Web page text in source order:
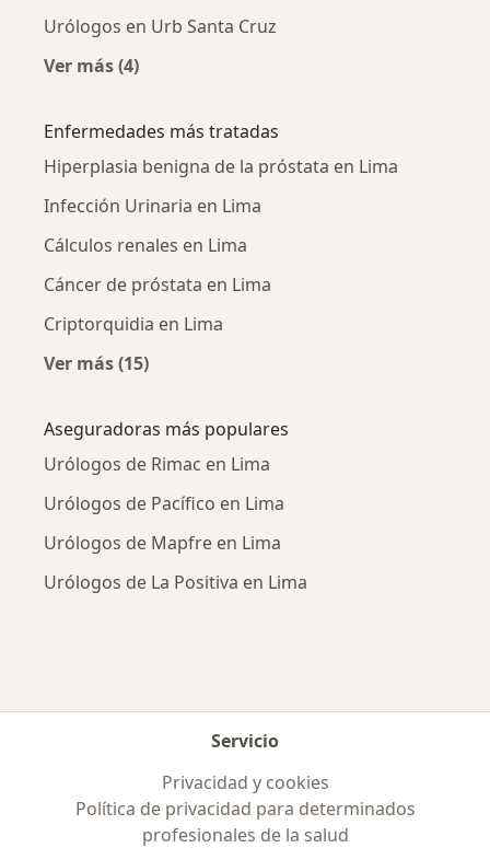
Urólogos en Urb Santa Cruz
Ver más (4)
Enfermedades más tratadas
Hiperplasia benigna de la próstata en Lima
Infección Urinaria en Lima
Cálculos renales en Lima
Cáncer de próstata en Lima
Criptorquidia en Lima
Ver más (15)
Aseguradoras más populares
Urólogos de Rimac en Lima
Urólogos de Pacífico en Lima
Urólogos de Mapfre en Lima
Urólogos de La Positiva en Lima
Servicio
Privacidad y cookies
Política de privacidad para determinados
profesionales de la salud